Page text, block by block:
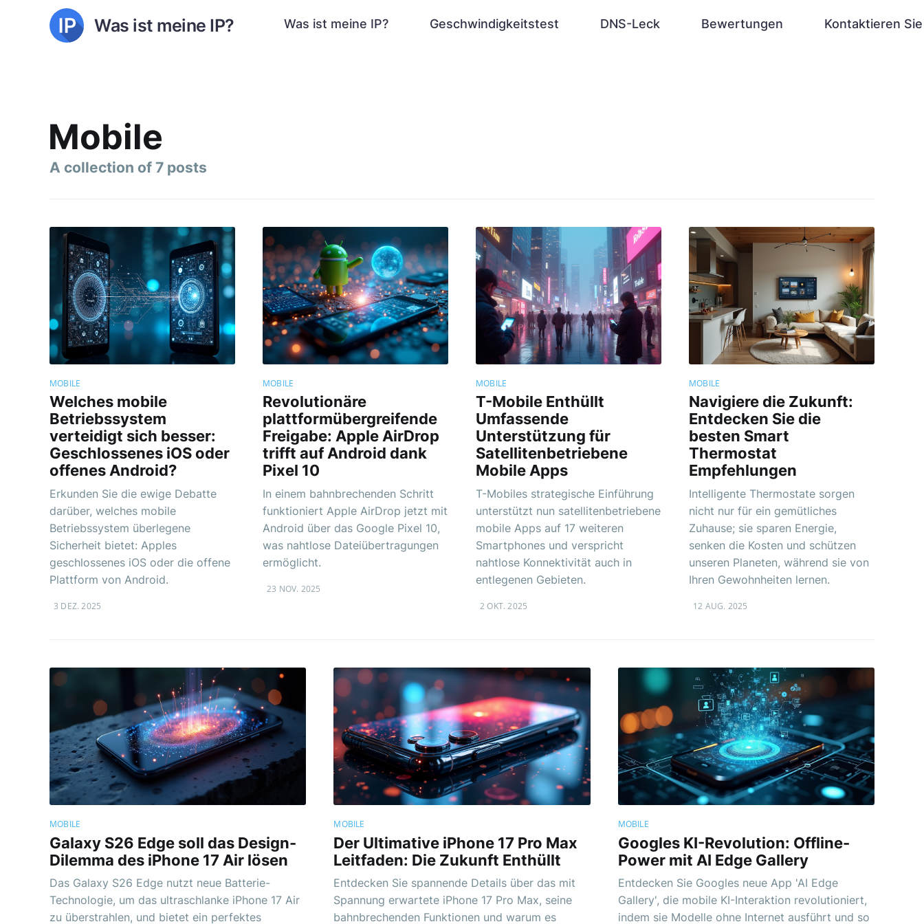
Was ist meine IP? Was ist meine IP? Geschwindigkeitstest DNS-Leck Bewertungen Kontaktieren
Mobile
A collection of 7 posts
MOBILE
Welches mobile
Betriebssystem
verteidigt sich besser:
Geschlossenes iOS oder
offenes Android?
Erkunden Sie die ewige Debatte
darüber, welches mobile
Betriebssystem überlegene
Sicherheit bietet: Apples
geschlossenes iOS oder die offene
Plattform von Android.
3 DEZ. 2025
MOBILE
Revolutionäre
plattformübergreifende
Freigabe: Apple AirDrop
trifft auf Android dank
Pixel 10
In einem bahnbrechenden Schritt
funktioniert Apple AirDrop jetzt mit
Android über das Google Pixel 10,
was nahtlose Dateiübertragungen
ermöglicht.
23 NOV. 2025
MOBILE
T-Mobile Enthüllt
Umfassende
Unterstützung für
Satellitenbetriebene
Mobile Apps
T-Mobiles strategische Einführung
unterstützt nun satellitenbetriebene
mobile Apps auf 17 weiteren
Smartphones und verspricht
nahtlose Konnektivität auch in
entlegenen Gebieten.
2 OKT. 2025
MOBILE
Navigiere die Zukunft:
Entdecken Sie die
besten Smart
Thermostat
Empfehlungen
Intelligente Thermostate sorgen
nicht nur für ein gemütliches
Zuhause; sie sparen Energie,
senken die Kosten und schützen
unseren Planeten, während sie von
Ihren Gewohnheiten lernen.
12 AUG. 2025
MOBILE
Galaxy S26 Edge soll das Design-
Dilemma des iPhone 17 Air lösen
Das Galaxy S26 Edge nutzt neue Batterie-
Technologie, um das ultraschlanke iPhone 17 Air
zu überstrahlen, und bietet ein perfektes
MOBILE
Der Ultimative iPhone 17 Pro Max
Leitfaden: Die Zukunft Enthüllt
Entdecken Sie spannende Details über das mit
Spannung erwartete iPhone 17 Pro Max, seine
bahnbrechenden Funktionen und warum es
MOBILE
Googles KI-Revolution: Offline-
Power mit AI Edge Gallery
Entdecken Sie Googles neue App 'AI Edge
Gallery', die mobile KI-Interaktion revolutioniert,
indem sie Modelle ohne Internet ausführt und so